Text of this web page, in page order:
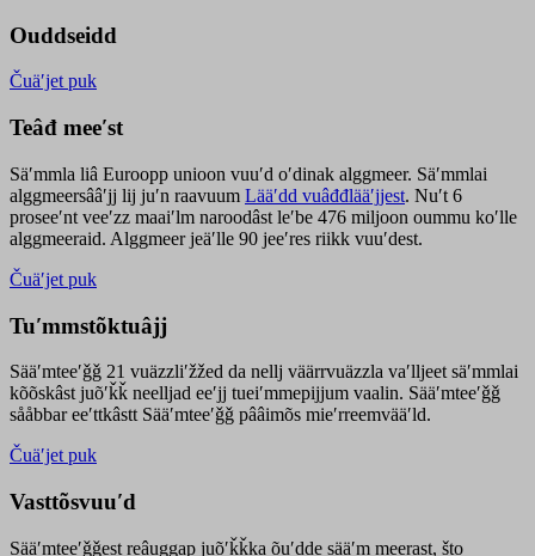
Ouddseidd
Čuäʹjet puk
Teâđ meeʹst
Säʹmmla liâ Euroopp unioon vuuʹd oʹdinak alggmeer. Säʹmmlai
alggmeersââʹjj lij juʹn raavuum Lääʹdd vuâđđlääʹjjest. Nuʹt 6
proseeʹnt veeʹzz maaiʹlm naroodâst leʹbe 476 miljoon oummu koʹlle
alggmeeraid. Alggmeer jeäʹlle 90 jeeʹres riikk vuuʹdest.
Čuäʹjet puk
Tuʹmmstõktuâjj
Sääʹmteeʹǧǧ 21 vuäzzliʹžžed da nellj väärrvuäzzla vaʹlljeet säʹmmlai
kõõskâst juõʹǩǩ neelljad eeʹjj tueiʹmmepijjum vaalin. Sääʹmteeʹǧǧ
sååbbar eeʹttkâstt Sääʹmteeʹǧǧ pââimõs mieʹrreemvääʹld.
Čuäʹjet puk
Vasttõsvuuʹd
Sääʹmteeʹǧǧest reâuggap juõʹǩǩka õuʹdde sääʹm meerast, što